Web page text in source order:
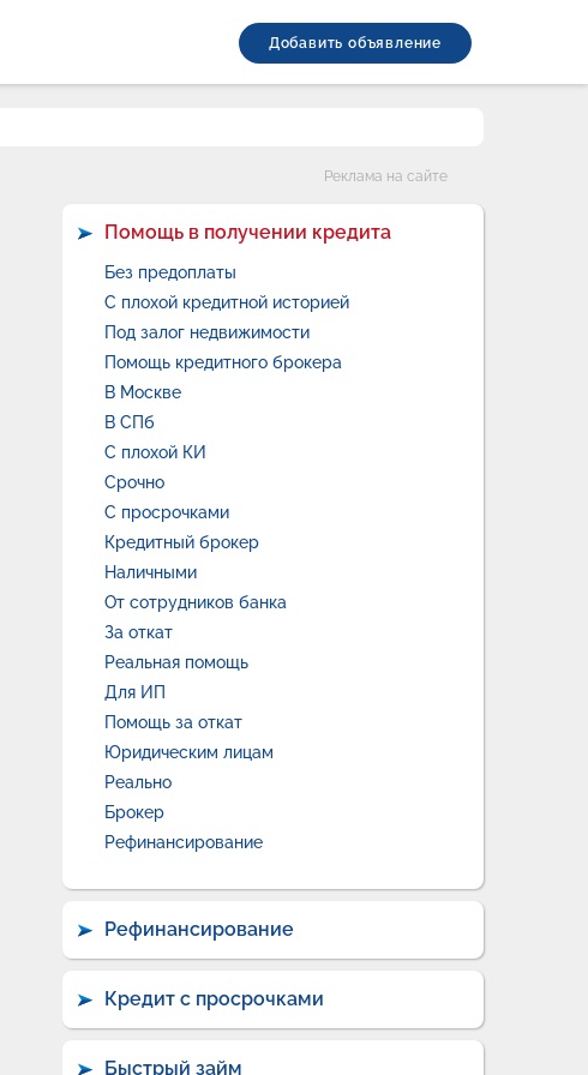
Добавить объявление
Реклама на сайте
Помощь в получении кредита
Без предоплаты
С плохой кредитной историей
Под залог недвижимости
Помощь кредитного брокера
В Москве
В СПб
С плохой КИ
Срочно
С просрочками
Кредитный брокер
Наличными
От сотрудников банка
За откат
Реальная помощь
Для ИП
Помощь за откат
Юридическим лицам
Реально
Брокер
Рефинансирование
Рефинансирование
Кредит с просрочками
Быстрый займ